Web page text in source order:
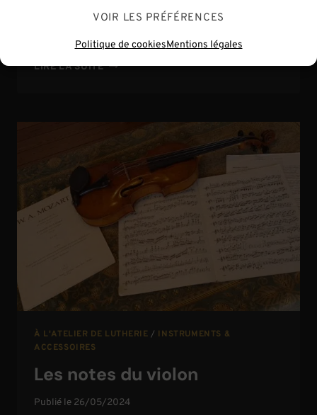
VOIR LES PRÉFÉRENCES
Politique de cookiesMentions légales
vous êtes surement très proche de votre
LIRE LA SUITEREDRESSER
RISQUE
À L'ATELIER DE LUTHERIE / INSTRUMENTS &
ACCESSOIRES
Les notes du violon
Publié le 26/05/2024